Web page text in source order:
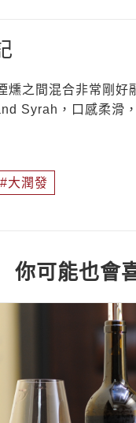
燻之間混合非常剛好
Syrah，口感柔滑
大潤發
你可能也會